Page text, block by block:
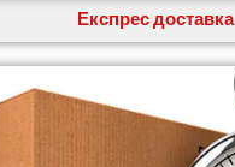
Експрес доставка